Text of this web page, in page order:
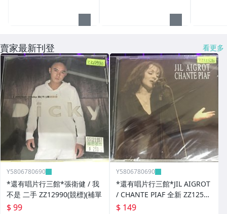
賣家最新刊登 看更多
Y5806780690
*還有唱片行三館*張衛健 / 我
不是 二手 ZZ12990(競標)(補單
$ 99
Y5806780690
*還有唱片行三館*JIL AIGROT
/ CHANTE PIAF 全新 ZZ12526
(競標)
$ 149